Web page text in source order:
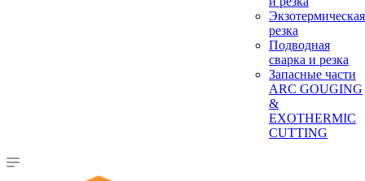
Экзотермическая
резка
Подводная
сварка и резка
Запасные части
ARC GOUGING
&
EXOTHERMIC
CUTTING